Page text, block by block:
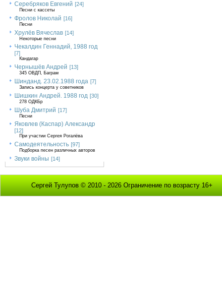
Серебряков Евгений [24]
Песни с кассеты
Фролов Николай [16]
Песни
Хрулёв Вячеслав [14]
Некоторые песни
Чекалдин Геннадий, 1988 год
[7]
Кандагар
Чернышёв Андрей [13]
345 ОВДП, Баграм
Шинданд. 23.02.1988 года [7]
Запись концерта у советников
Шишкин Андрей. 1988 год [30]
278 ОДКБр
Шуба Дмитрий [17]
Песни
Яковлев (Каспар) Александр
[12]
При участии Сергея Рогалёва
Самодеятельность [97]
Подборка песен различных авторов
Звуки войны [14]
Сергей Тулупов © 2010 - 2026 Ограничение по возрасту 16+